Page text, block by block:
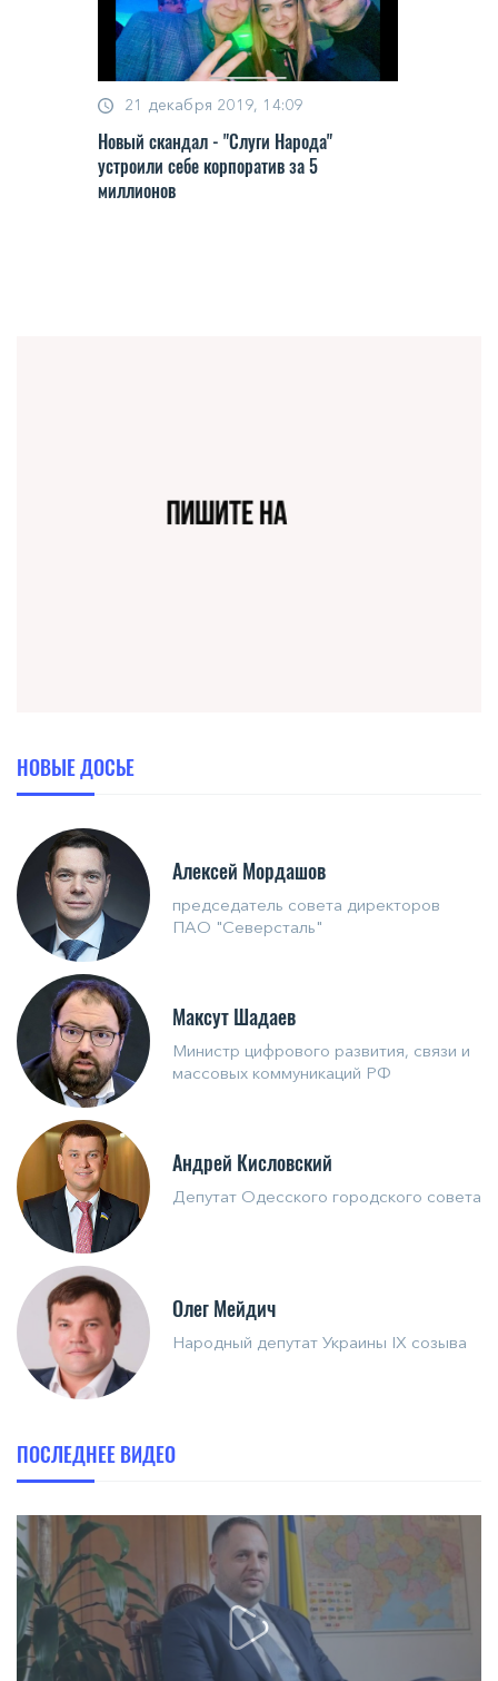
21 декабря 2019, 14:09
Новый скандал - "Слуги Народа"
устроили себе корпоратив за 5
миллионов
НОВЫЕ ДОСЬЕ
Алексей Мордашов
председатель совета директоров
ПАО "Северсталь"
Максут Шадаев
Министр цифрового развития, связи и
массовых коммуникаций РФ
Андрей Кисловский
Депутат Одесского городского совета
Олег Мейдич
Народный депутат Украины IX созыва
ПОСЛЕДНЕЕ ВИДЕО